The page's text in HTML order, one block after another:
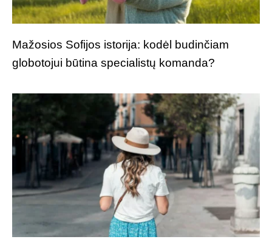
Mažosios Sofijos istorija: kodėl budinčiam
globotojui būtina specialistų komanda?